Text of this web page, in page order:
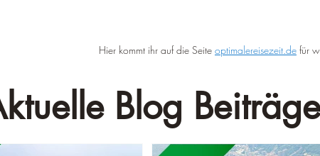
Hier kommt ihr auf die Seite optimalereisezeit.de für
Blog